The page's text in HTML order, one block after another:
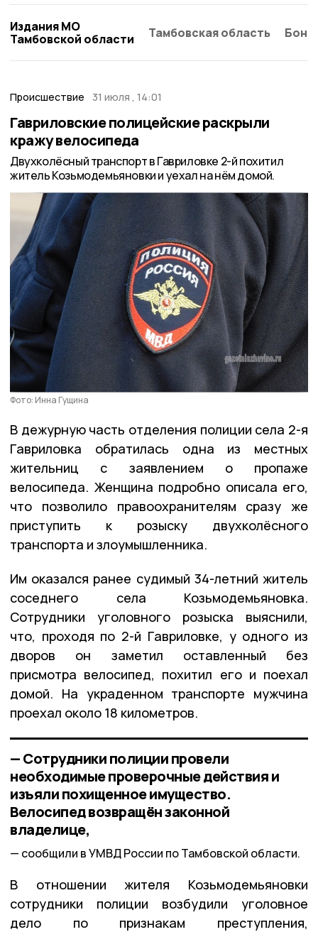
Издания МО
Тамбовской области
Тамбовская область
Происшествие 31 июля , 14:01
Гавриловские полицейские раскрыли
кражу велосипеда
Двухколёсный транспорт в Гавриловке 2-й похитил
житель Козьмодемьяновки и уехал на нём домой.
Фото: Инна Гущина
В дежурную часть отделения полиции села 2-я
Гавриловка обратилась одна из местных
жительниц с заявлением о пропаже
велосипеда. Женщина подробно описала его,
что позволило правоохранителям сразу же
приступить к розыску двухколёсного
транспорта и злоумышленника.
Им оказался ранее судимый 34-летний житель
соседнего села Козьмодемьяновка.
Сотрудники уголовного розыска выяснили,
что, проходя по 2-й Гавриловке, у одного из
дворов он заметил оставленный без
присмотра велосипед, похитил его и поехал
домой. На украденном транспорте мужчина
проехал около 18 километров.
— Сотрудники полиции провели
необходимые проверочные действия и
изъяли похищенное имущество.
Велосипед возвращён законной
владелице,
сообщили в УМВД России по Тамбовской области.
В отношении жителя Козьмодемьяновки
сотрудники полиции возбудили уголовное
дело по признакам преступления,